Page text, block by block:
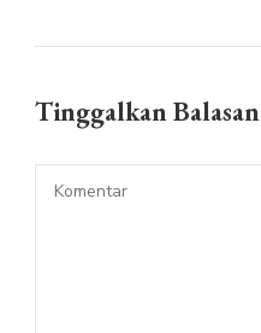
Tinggalkan Balasan